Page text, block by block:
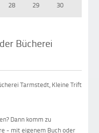
28 29 30
Bücherei
Tarmstedt, Kleine Trift
Dann komm zu
- mit eigenem Buch oder